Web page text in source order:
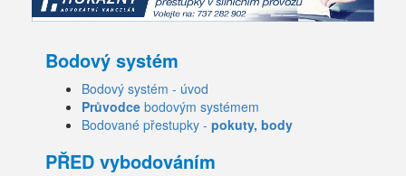
Bodový systém
Bodový systém - úvod
Průvodce bodovým systémem
Bodované přestupky - pokuty, body
PŘED vybodováním